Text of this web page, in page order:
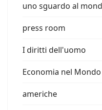
uno sguardo al
press room
I diritti dell'uomo
Economia nel Mondo
americhe